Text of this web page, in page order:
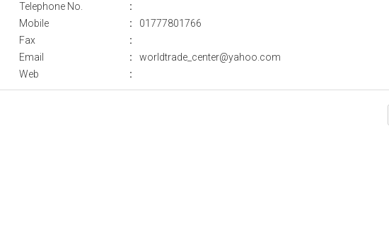
Telephone No.
:
Mobile
:
01777801766
Fax
:
Email
:
worldtrade_center@yahoo.com
Web
: